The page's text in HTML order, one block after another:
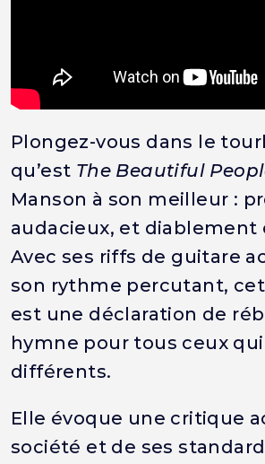
Plongez-vous dans le
qu’est The Beautiful
Manson à son meilleur :
audacieux, et diablement
Avec ses riffs de guitare
son rythme percutant,
est une déclaration de
hymne pour tous ceux
différents.
Elle évoque une critique
société et de ses